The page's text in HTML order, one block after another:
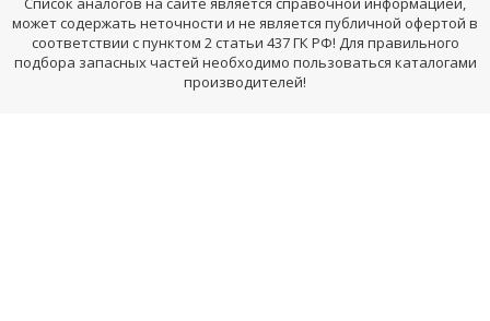
может содержать неточности и не является публичной офертой в
соответствии с пунктом 2 статьи 437 ГК РФ! Для правильного
подбора запасных частей необходимо пользоваться каталогами
производителей!